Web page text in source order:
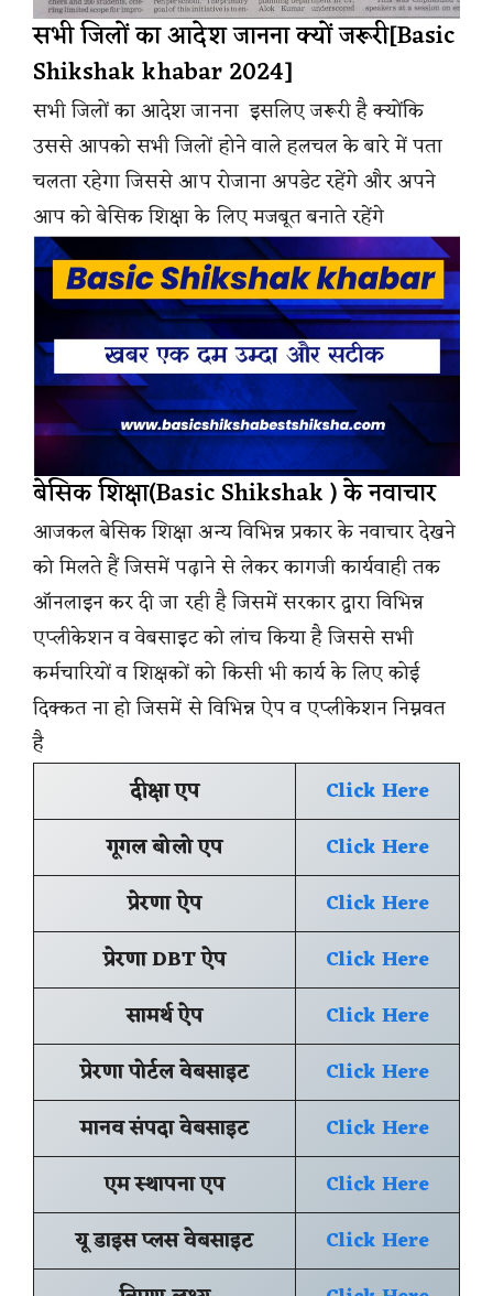
सभी जिलों का आदेश जानना क्यों जरूरी[Basic
Shikshak khabar 2024]
सभी जिलों का आदेश जानना इसलिए जरूरी है क्योंकि
उससे आपको सभी जिलों होने वाले हलचल के बारे में पता
चलता रहेगा जिससे आप रोजाना अपडेट रहेंगे और अपने
आप को बेसिक शिक्षा के लिए मजबूत बनाते रहेंगे
बेसिक शिक्षा(Basic Shikshak ) के नवाचार
आजकल बेसिक शिक्षा अन्य विभिन्न प्रकार के नवाचार देखने
को मिलते हैं जिसमें पढ़ाने से लेकर कागजी कार्यवाही तक
ऑनलाइन कर दी जा रही है जिसमें सरकार द्वारा विभिन्न
एप्लीकेशन व वेबसाइट को लांच किया है जिससे सभी
कर्मचारियों व शिक्षकों को किसी भी कार्य के लिए कोई
दिक्कत ना हो जिसमें से विभिन्न ऐप व एप्लीकेशन निम्नवत
है
दीक्षा एप
Click Here
गूगल बोलो एप
Click Here
प्रेरणा ऐप
Click Here
प्रेरणा DBT ऐप
Click Here
सामर्थ ऐप
Click Here
प्रेरणा पोर्टल वेबसाइट
Click Here
मानव संपदा वेबसाइट
Click Here
एम स्थापना एप
Click Here
यू डाइस प्लस वेबसाइट
Click Here